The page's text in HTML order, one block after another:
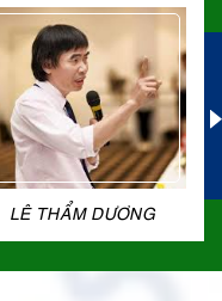
LÊ THẨM DƯƠNG